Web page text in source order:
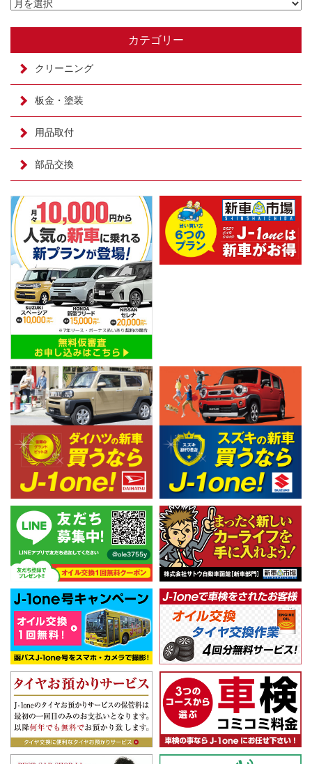
カテゴリー
クリーニング
板金・塗装
用品取付
部品交換